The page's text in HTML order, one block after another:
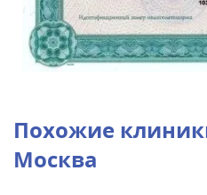
Похожие
Москва